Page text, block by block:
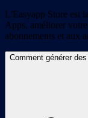
L'Easyapp Store est
Apps, améliorer
abonnements et aux
Comment générer